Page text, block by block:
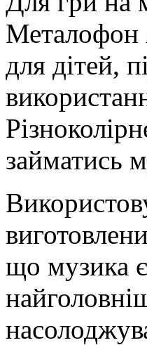
Металофон
для дітей,
займатись
що музика